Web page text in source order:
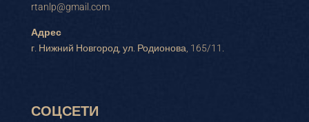
rtanlp@gmail.com
Адрес
г. Нижний Новгород, ул. Родионова, 165/11.
СОЦСЕТИ